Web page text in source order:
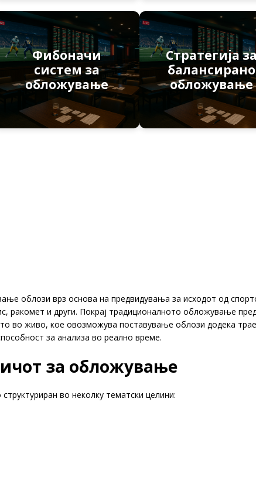
Фибоначи
систем за
обложување
Стратегија
балансирано
обложување
облози врз основа на предвидувања за исходот од
ракомет и други. Покрај традиционалното обложување
во живо, кое овозможува поставување облози додека
за анализа во реално време.
за обложување
во неколку тематски целини: